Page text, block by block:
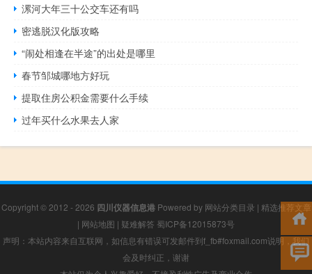
漯河大年三十公交车还有吗
密逃脱汉化版攻略
“闹处相逢在半途”的出处是哪里
春节邹城哪地方好玩
提取住房公积金需要什么手续
过年买什么水果去人家
Copyright © 2012 - 2026 四川仪器信息港Powered by 网站分类目录 | 精选推荐文章
| 网站地图 | 疑难解答 蜀ICP备12015873号
声明：本站内容来自互联网，如信息有错误可发邮件到f_fb#foxmail.com说明，我们
会及时纠正，谢谢